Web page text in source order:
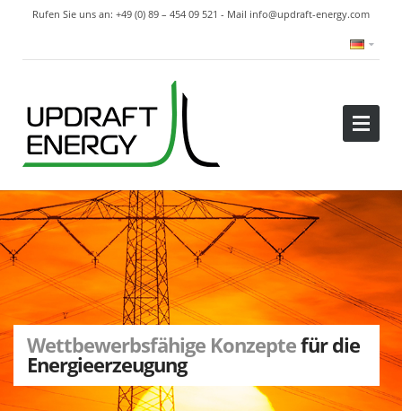
Rufen Sie uns an: +49 (0) 89 – 454 09 521 - Mail info@updraft-energy.com
Wettbewerbsfähige Konzeptefür die
Energieerzeugung